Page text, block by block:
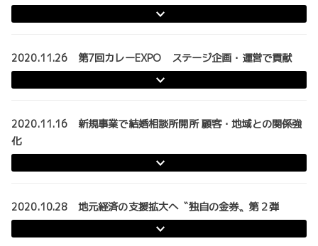
2020.11.26 第7回カレーEXPO ステージ企画・運営で貢献
2020.11.16 新規事業で結婚相談所開所 顧客・地域との関係強
化
2020.10.28 地元経済の支援拡大へ〝独自の金券〟第２弾